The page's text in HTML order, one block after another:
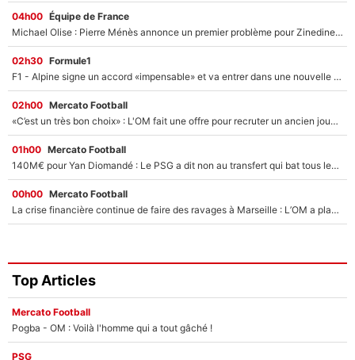
04h00 Équipe de France
Michael Olise : Pierre Ménès annonce un premier problème pour Zinedine Zidane en équipe de France
02h30 Formule1
F1 - Alpine signe un accord «impensable» et va entrer dans une nouvelle dimension : Grande nouvelle pour Pierre Gasly !
02h00 Mercato Football
«C’est un très bon choix» : L'OM fait une offre pour recruter un ancien joueur du PSG... et c'est validé dans l'After Foot !
01h00 Mercato Football
140M€ pour Yan Diomandé : Le PSG a dit non au transfert qui bat tous les records sur le mercato
00h00 Mercato Football
La crise financière continue de faire des ravages à Marseille : L’OM a placé 12 joueurs sur le marché des transferts… et ça pourrait lui rapporter près de 100M€ !
Top Articles
Mercato Football
Pogba - OM : Voilà l'homme qui a tout gâché !
PSG